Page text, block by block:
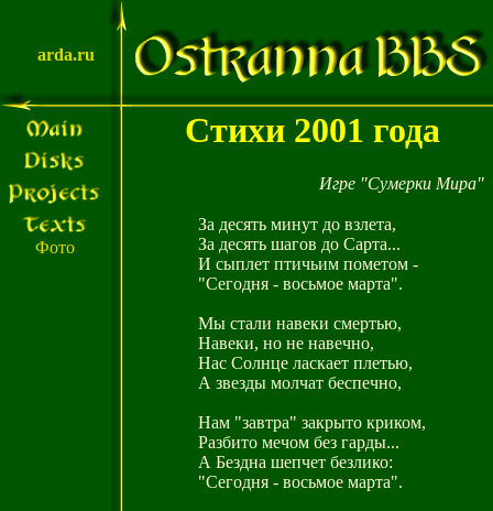
arda.ru
Фото
Стихи 2001 года
Игре "Сумерки Мира"
За десять минут до взлета,
За десять шагов до Сарта...
И сыплет птичьим пометом -
"Сегодня - восьмое марта".
Мы стали навеки смертью,
Навеки, но не навечно,
Нас Солнце ласкает плетью,
А звезды молчат беспечно,
Нам "завтра" закрыто криком,
Разбито мечом без гарды...
А Бездна шепчет безлико:
"Сегодня - восьмое марта".